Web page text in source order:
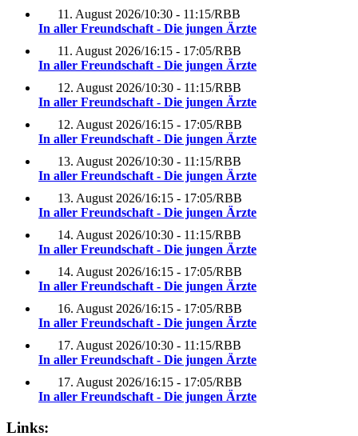
11. August 2026/10:30 - 11:15/RBB
In aller Freundschaft - Die jungen Ärzte
11. August 2026/16:15 - 17:05/RBB
In aller Freundschaft - Die jungen Ärzte
12. August 2026/10:30 - 11:15/RBB
In aller Freundschaft - Die jungen Ärzte
12. August 2026/16:15 - 17:05/RBB
In aller Freundschaft - Die jungen Ärzte
13. August 2026/10:30 - 11:15/RBB
In aller Freundschaft - Die jungen Ärzte
13. August 2026/16:15 - 17:05/RBB
In aller Freundschaft - Die jungen Ärzte
14. August 2026/10:30 - 11:15/RBB
In aller Freundschaft - Die jungen Ärzte
14. August 2026/16:15 - 17:05/RBB
In aller Freundschaft - Die jungen Ärzte
16. August 2026/16:15 - 17:05/RBB
In aller Freundschaft - Die jungen Ärzte
17. August 2026/10:30 - 11:15/RBB
In aller Freundschaft - Die jungen Ärzte
17. August 2026/16:15 - 17:05/RBB
In aller Freundschaft - Die jungen Ärzte
Links: